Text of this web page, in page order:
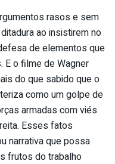
rasos e sem
ao insistirem no
de elementos que
E o filme de Wagner
do que sabido que o
como um golpe de
armadas com viés
Esses fatos
narrativa que possa
frutos do trabalho